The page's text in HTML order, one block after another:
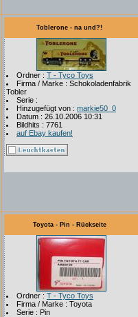
Toblerone - na und?!
Ordner : T - Tyco Toys
Firma / Marke : Schokoladenfabrik
Tobler
Serie :
Hinzugefügt von : markie50_0
Datum : 26.10.2006 10:31
Bildhits : 7761
auf Ebay kaufen!
Toyota - Pin - Rückseite
Ordner : T - Tyco Toys
Firma / Marke : Toyota
Serie : Pin